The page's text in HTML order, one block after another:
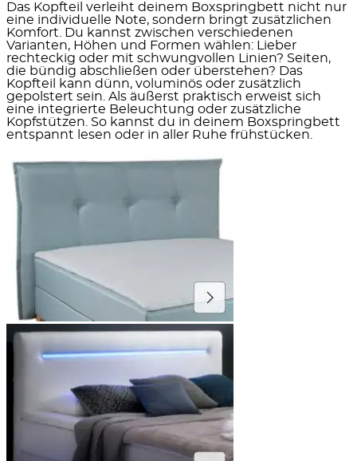
Das Kopfteil verleiht deinem Boxspringbett nicht nur
eine individuelle Note, sondern bringt zusätzlichen
Komfort. Du kannst zwischen verschiedenen
Varianten, Höhen und Formen wählen: Lieber
rechteckig oder mit schwungvollen Linien? Seiten,
die bündig abschließen oder überstehen? Das
Kopfteil kann dünn, voluminös oder zusätzlich
gepolstert sein. Als äußerst praktisch erweist sich
eine integrierte Beleuchtung oder zusätzliche
Kopfstützen. So kannst du in deinem Boxspringbett
entspannt lesen oder in aller Ruhe frühstücken.